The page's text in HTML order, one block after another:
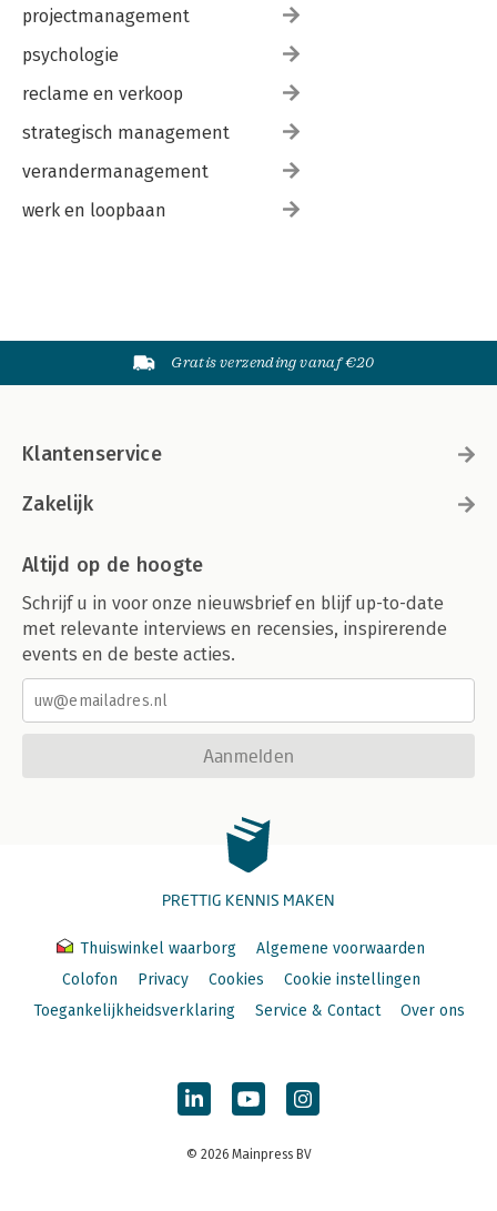
projectmanagement
psychologie
reclame en verkoop
strategisch management
verandermanagement
werk en loopbaan
Gratis verzending vanaf €20
Klantenservice
Zakelijk
Altijd op de hoogte
Schrijf u in voor onze nieuwsbrief en blijf up-to-date
met relevante interviews en recensies, inspirerende
events en de beste acties.
Aanmelden
PRETTIG KENNIS MAKEN
Thuiswinkel waarborg
Algemene voorwaarden
Colofon
Privacy Cookies
Cookie instellingen
Toegankelijkheidsverklaring
Service & Contact Over ons
© 2026 Mainpress BV